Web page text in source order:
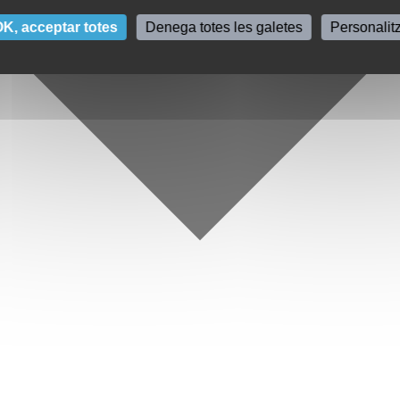
acceptar totes Denega totes les galetes